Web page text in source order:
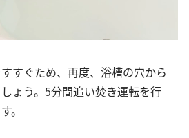
すぐため、再度、浴槽の穴から
ょう。5分間追い焚き運転を行
。